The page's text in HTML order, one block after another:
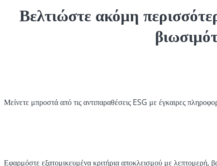
Βελτιώστε ακόμη
Μείνετε μπροστά από τις αντιπαραθέσεις ESG με έγκαιρες
Εφαρμόστε εξατομικευμένα κριτήρια αποκλεισμού με λεπτομερή,